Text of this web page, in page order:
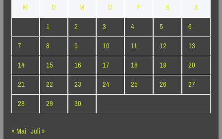
M
D M D F S
S
1
2 3 4 5
6
7
8 9 10 11 12
13
14
15 16 17 18 19
20
21
22 23 24 25 26
27
28
29
30
« Mai Juli »